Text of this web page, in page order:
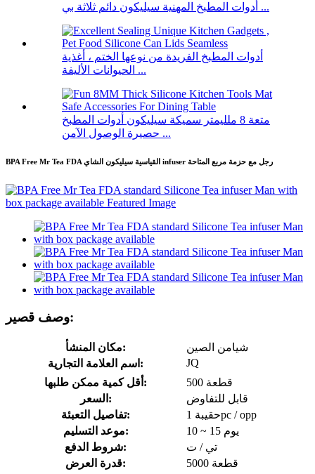
أدوات المطبخ المهنية سيليكون دائم ثلاثة بي ...
أدوات المطبخ الفريدة من نوعها الختم ، أغذية
الحيوانات الأليفة ...
متعة 8 ملليمتر سميكة سيليكون أدوات المطبخ
حصيرة الوصول الآمن ...
BPA Free Mr Tea FDA القياسية سيليكون الشاي infuser رجل مع حزمة مربع المتاحة
وصف قصير:
مكان المنشأ:
شيامن الصين
اسم العلامة التجارية:
JQ
أقل كمية ممكن طلبها:
500 قطعة
السعر:
قابل للتفاوض
تفاصيل التعبئة:
حقيبة 1pc / opp
موعد التسليم:
10 ~ 15 يوم
شروط الدفع:
تي / ت
قدرة العرض:
5000 قطعة